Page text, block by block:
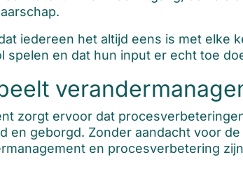
iedereen het altijd eens is met elke
spelen en dat hun input er echt toe
zorgt ervoor dat
en geborgd. Zonder aandacht voor
en procesverbetering